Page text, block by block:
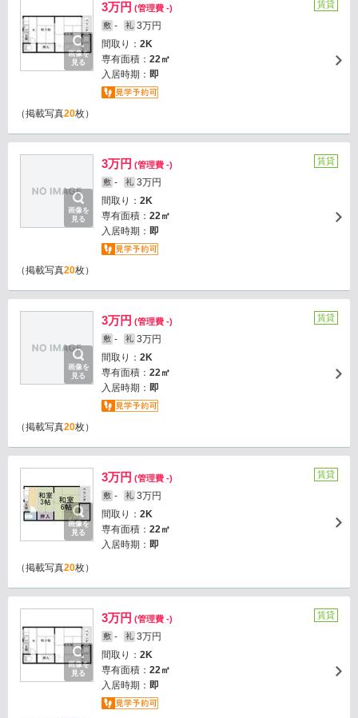
画像を
見る
3万円 (管理費 -)
敷 - 礼 3万円
間取り： 2K
専有面積： 22㎡
入居時期： 即
賃貸
（掲載写真20枚）
画像を
見る
3万円 (管理費 -)
敷 - 礼 3万円
間取り： 2K
専有面積： 22㎡
入居時期： 即
賃貸
（掲載写真20枚）
画像を
見る
3万円 (管理費 -)
敷 - 礼 3万円
間取り： 2K
専有面積： 22㎡
入居時期： 即
賃貸
（掲載写真20枚）
画像を
見る
3万円 (管理費 -)
敷 - 礼 3万円
間取り： 2K
専有面積： 22㎡
入居時期： 即
賃貸
（掲載写真20枚）
画像を
見る
3万円 (管理費 -)
敷 - 礼 3万円
間取り： 2K
専有面積： 22㎡
入居時期： 即
賃貸